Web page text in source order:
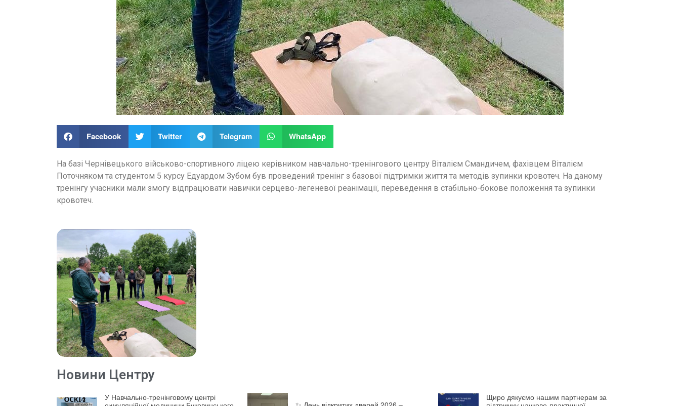
Facebook Twitter Telegram WhatsApp
На базі Чернівецького військово-спортивного ліцею керівником навчально-тренінгового центру Віталієм Смандичем, фахівцем Віталієм
Поточняком та студентом 5 курсу Едуардом Зубом був проведений тренінг з базової підтримки життя та методів зупинки кровотеч. На даному
тренінгу учасники мали змогу відпрацювати навички серцево-легеневої реанімації, переведення в стабільно-бокове положення та зупинки
кровотеч.
Новини Центру
У Навчально-тренінговому центрі
Щиро дякуємо нашим партнерам за